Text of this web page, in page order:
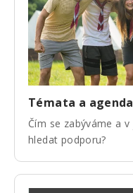
Témata a
Čím se zabýváme a
hledat podporu?